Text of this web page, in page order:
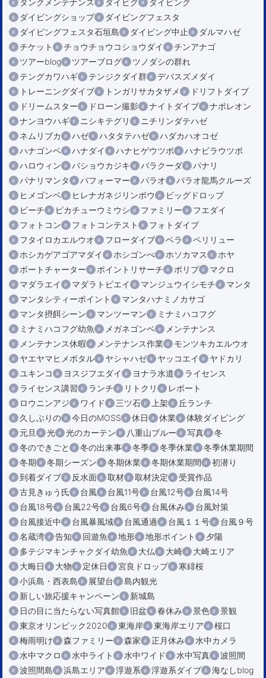
タンクメンテナンス ダイビグ
ダイビング
ダイビングショップ
ダイビングフェスタ
ダイビングフェスタ石垣島
ダイビング中止
ダルマハゼ
チケット
チョウチョウコショウダイ
チンアナゴ
ツアーblog
ツアーブログ
ツノダシの群れ
テングカワハギ
テンジクダイ群
デバスズメダイ
トレーニングダイブ
トンガリサカタザメ
ドリフトダイブ
ドリームスター
ドローン撮影 ナイトダイブ
ナポレオン
ナンヨウハギ
ニシキテグリ
ニチリンダテハゼ
ネムリブカ
ハゼ ハタタテハゼ
ハダカハオコゼ
ハナゴンベ
ハナダイ ハナヒゲウツボ
ハナビラウツボ
ハロウィン
バショウカジキ バラクーダ
パナリ
パナリマンタ
パフォーマー パラオ
パラオ龍馬クルーズ
ヒメゴンベ
ヒレナガネジリンボウ
ビッグドロップ
ビーチ
ピカチューウミウシ ファミリー
フエダイ
フォトコン
フォトコンテスト
フォトダイブ
フタイロカエルウオ
フローダイブ ベラ
ペリリュー
ホシカゲアゴアマダイ
ホシゴンべ ホソカマス
ホヤ
ボートチャーター
ポイントリサーチ ポリプ
マクロ
マダラエイ
マダラトビエイ マンジュウイシモチ
マンタ
マンタシティーポイント
マンタハナミノカサゴ
マンタ摂餌シーン
マンツーマン
ミナミハコフグ
ミナミハコフグ幼魚
メガネゴンベ
メンテナンス
メンテナンス休暇
メンテナンス作業
モンツキカエルウオ
ヤエヤマヒメボタル
ヤシャハゼ ヤッコエイ
ヤドカリ
ユキンコ
ヨスジフエダイ ヨナラ水道
ライセンス
ライセンス講習
ランチ リトクリ
レポート
ロウニンアジ
ワイド 三ツ石 上架
丘ランチ
久しぶりの
今日のMOSS 休日 休業
体験ダイビング
元旦
光 光のカーテン 八重山ブルー 写真
冬
冬のできごと
冬の出来事 冬季 冬季休業
冬季休業期間
冬期
冬期シーズン 冬期休業 冬期休業期間
初潜り
到着ダイブ
反水面 取材 取材決定
受賞作品
古見きゅう氏
台風 台風11号 台風12号
台風14号
台風18号
台風22号 台風6号 台風休み
台風対策
台風接近中
台風暴風域 台風通過 台風１１号
台風９号
名蔵湾
告知 回遊魚 地形 地形ポイント
夕陽
多テジマキンチャクダイ幼魚
大仏 大崎
大崎エリア
大晦日
大物 定休日 宮良ドロップ
寒緋桜
小浜島・西表島
展望台
島内観光
新しい旅応援キャンペーン
新城島
日の目に当たらない写真館
旧盆 春休み 景色
景観
東京オリンピック2020
東海岸 東海岸エリア
桜口
梅雨明け
森ファミリー 森家 正月休み
水中カメラ
水中マクロ
水中ライト 水中ワイド 水中写真
波照間
波照間島
浜島エリア 浮遊系 浮遊系ダイブ
海なしblog